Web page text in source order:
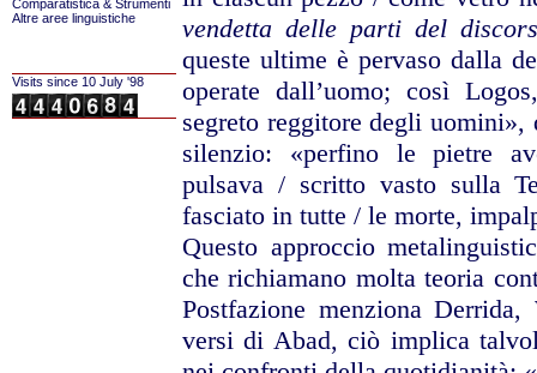
Comparatistica & Strumenti
Altre aree linguistiche
Visits since 10 July '98
vendetta delle parti del
queste ultime è pervaso dalla
operate dall’uomo; così
segreto reggitore degli uomini»,
silenzio: «perfino le pietre
pulsava / scritto vasto sulla
fasciato in tutte / le morte,
Questo approccio
che richiamano molta teoria
Postfazione menziona
versi di Abad, ciò implica